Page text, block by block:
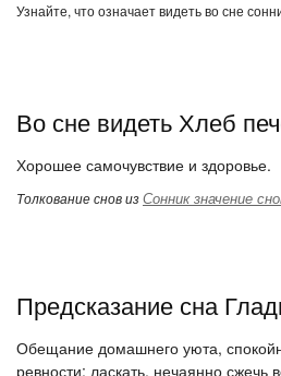
Узнайте, что означает видеть во сне
Во сне видеть Хлеб
Хорошее самочувствие и здоровье.
Толкование снов изСонник значение
Предсказание сна
Обещание домашнего уюта,
ревности; ласкать, нечаянно